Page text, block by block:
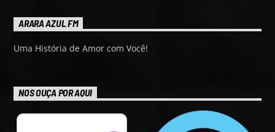
ARARA AZUL FM
Uma História de Amor com Você!
NOS OUÇA POR AQUI